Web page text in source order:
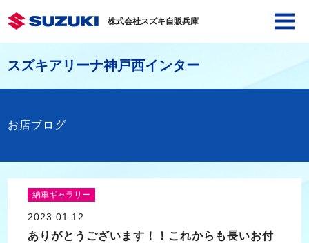
株式会社スズキ自販兵庫
スズキアリーナ神戸西インター
お店ブログ
納車ギャラリー
2023.01.12
ありがとうございます！！これからも長いお付